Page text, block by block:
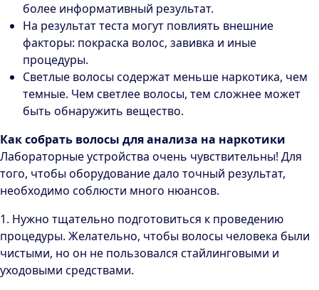
более информативный результат.
На результат теста могут повлиять внешние
факторы: покраска волос, завивка и иные
процедуры.
Светлые волосы содержат меньше наркотика, чем
темные. Чем светлее волосы, тем сложнее может
быть обнаружить вещество.
Как собрать волосы для анализа на наркотики
Лабораторные устройства очень чувствительны! Для
того, чтобы оборудование дало точный результат,
необходимо соблюсти много нюансов.
1. Нужно тщательно подготовиться к проведению
процедуры. Желательно, чтобы волосы человека были
чистыми, но он не пользовался стайлинговыми и
уходовыми средствами.